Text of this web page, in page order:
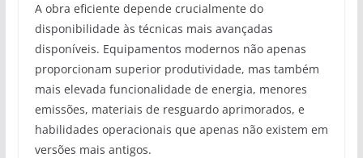
A obra eficiente depende crucialmente do
disponibilidade às técnicas mais avançadas
disponíveis. Equipamentos modernos não apenas
proporcionam superior produtividade, mas também
mais elevada funcionalidade de energia, menores
emissões, materiais de resguardo aprimorados, e
habilidades operacionais que apenas não existem em
versões mais antigos.